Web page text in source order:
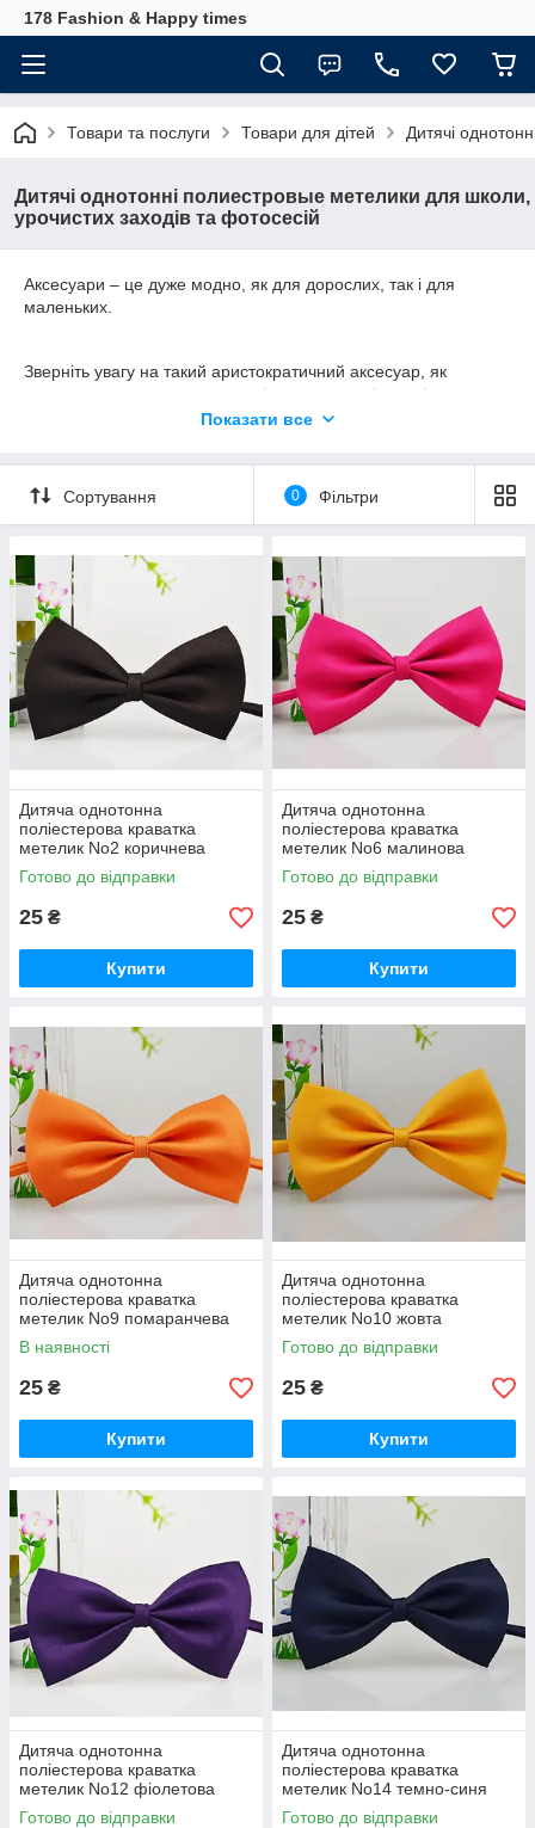
178 Fashion & Happy times
Товари та послуги Товари для дітей Дитячі
Дитячі однотонні полиестровые метелики для школи,
урочистих заходів та фотосесій
Аксесуари – це дуже модно, як для дорослих, так і для
маленьких.
Зверніть увагу на такий аристократичний аксесуар, як
метелик-краватка для хлопчиків, а можливо і для дівчаток,
адже дорослі дами вже давно використовують його у своєму
Показати все
Сортування 0 Фільтри
Дитяча однотонна
поліестерова краватка
метелик No2 коричнева
Готово до відправки
25 ₴
Купити
Дитяча однотонна
поліестерова краватка
метелик No6 малинова
Готово до відправки
25 ₴
Купити
Дитяча однотонна
поліестерова краватка
метелик No9 помаранчева
В наявності
25 ₴
Купити
Дитяча однотонна
поліестерова краватка
метелик No10 жовта
Готово до відправки
25 ₴
Купити
Дитяча однотонна
поліестерова краватка
метелик No12 фіолетова
Готово до відправки
Дитяча однотонна
поліестерова краватка
метелик No14 темно-синя
Готово до відправки